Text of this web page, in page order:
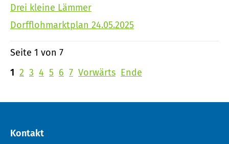
Drei kleine Lämmer
Dorfflohmarktplan 24.05.2025
Seite 1 von 7
1 2 3 4 5 6 7 Vorwärts Ende
Kontakt